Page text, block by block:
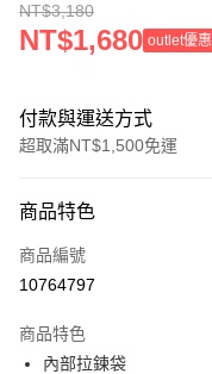
NT$3,180
NT$1,680 outlet優惠
付款與運送方式
超取滿NT$1,500免運
信用卡一次付款
超商取貨付款
Apple Pay
商品特色
商品編號
10764797
商品特色
內部拉鍊袋